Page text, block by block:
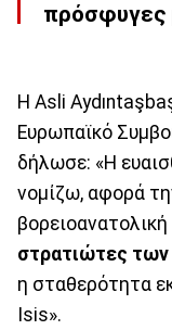
πρόσφυγες
Η Asli
Ευρωπαϊκό
δήλωσε: «Η
νομίζω, αφορά
στρατιώτες
η σταθερότητα
Isis».